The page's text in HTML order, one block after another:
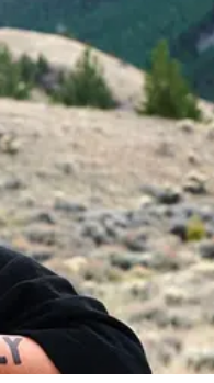
ถูกบันทึกไว้อย่างยิ่งใหญ่ใ
ฉลิมฉลองครบรอบ 10
คม 2569 ณ Regency
ป็นการประกาศก้าวใหม่ข
การในประเทศไทย